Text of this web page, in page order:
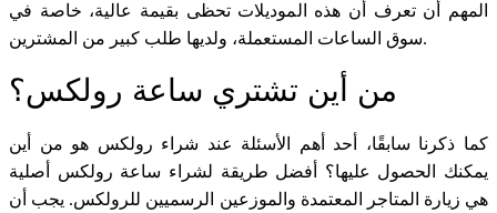
المهم أن تعرف أن هذه الموديلات تحظى بقيمة عالية، خاصة في
سوق الساعات المستعملة، ولديها طلب كبير من المشترين.
من أين تشتري ساعة رولكس؟
كما ذكرنا سابقًا، أحد أهم الأسئلة عند شراء رولكس هو من أين
يمكنك الحصول عليها؟ أفضل طريقة لشراء ساعة رولكس أصلية
هي زيارة المتاجر المعتمدة والموزعين الرسميين للرولكس. يجب أن